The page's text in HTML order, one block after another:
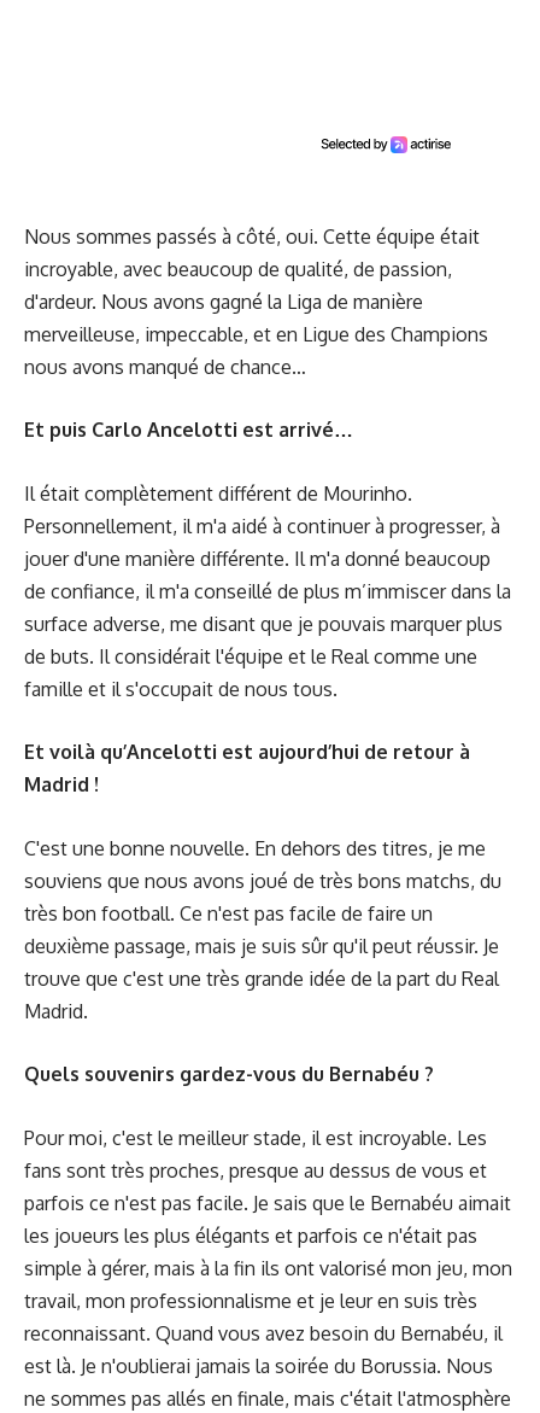
Nous sommes passés à côté, oui. Cette équipe était
incroyable, avec beaucoup de qualité, de passion,
d'ardeur. Nous avons gagné la Liga de manière
merveilleuse, impeccable, et en Ligue des Champions
nous avons manqué de chance…
Et puis Carlo Ancelotti est arrivé…
Il était complètement différent de Mourinho.
Personnellement, il m'a aidé à continuer à progresser, à
jouer d'une manière différente. Il m'a donné beaucoup
de confiance, il m'a conseillé de plus m’immiscer dans la
surface adverse, me disant que je pouvais marquer plus
de buts. Il considérait l'équipe et le Real comme une
famille et il s'occupait de nous tous.
Et voilà qu’Ancelotti est aujourd’hui de retour à
Madrid !
C'est une bonne nouvelle. En dehors des titres, je me
souviens que nous avons joué de très bons matchs, du
très bon football. Ce n'est pas facile de faire un
deuxième passage, mais je suis sûr qu'il peut réussir. Je
trouve que c'est une très grande idée de la part du Real
Madrid.
Quels souvenirs gardez-vous du Bernabéu ?
Pour moi, c'est le meilleur stade, il est incroyable. Les
fans sont très proches, presque au dessus de vous et
parfois ce n'est pas facile. Je sais que le Bernabéu aimait
les joueurs les plus élégants et parfois ce n'était pas
simple à gérer, mais à la fin ils ont valorisé mon jeu, mon
travail, mon professionnalisme et je leur en suis très
reconnaissant. Quand vous avez besoin du Bernabéu, il
est là. Je n'oublierai jamais la soirée du Borussia. Nous
ne sommes pas allés en finale, mais c'était l'atmosphère